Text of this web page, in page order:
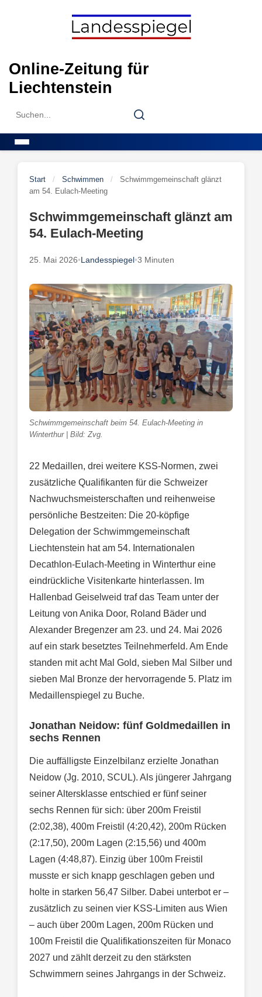
Online-Zeitung für
Liechtenstein
Search
Search
Start / Schwimmen /
Schwimmgemeinschaft glänzt
am 54. Eulach-Meeting
Schwimmgemeinschaft glänzt am
54. Eulach-Meeting
25. Mai 2026•Landesspiegel•3 Minuten
Schwimmgemeinschaft beim 54. Eulach-Meeting in
Winterthur | Bild: Zvg.
22 Medaillen, drei weitere KSS-Normen, zwei
zusätzliche Qualifikanten für die Schweizer
Nachwuchsmeisterschaften und reihenweise
persönliche Bestzeiten: Die 20-köpfige
Delegation der Schwimmgemeinschaft
Liechtenstein hat am 54. Internationalen
Decathlon-Eulach-Meeting in Winterthur eine
eindrückliche Visitenkarte hinterlassen. Im
Hallenbad Geiselweid traf das Team unter der
Leitung von Anika Door, Roland Bäder und
Alexander Bregenzer am 23. und 24. Mai 2026
auf ein stark besetztes Teilnehmerfeld. Am Ende
standen mit acht Mal Gold, sieben Mal Silber und
sieben Mal Bronze der hervorragende 5. Platz im
Medaillenspiegel zu Buche.
Jonathan Neidow: fünf Goldmedaillen in
sechs Rennen
Die auffälligste Einzelbilanz erzielte Jonathan
Neidow (Jg. 2010, SCUL). Als jüngerer Jahrgang
seiner Altersklasse entschied er fünf seiner
sechs Rennen für sich: über 200m Freistil
(2:02,38), 400m Freistil (4:20,42), 200m Rücken
(2:17,50), 200m Lagen (2:15,56) und 400m
Lagen (4:48,87). Einzig über 100m Freistil
musste er sich knapp geschlagen geben und
holte in starken 56,47 Silber. Dabei unterbot er –
zusätzlich zu seinen vier KSS-Limiten aus Wien
– auch über 200m Lagen, 200m Rücken und
100m Freistil die Qualifikationszeiten für Monaco
2027 und zählt derzeit zu den stärksten
Schwimmern seines Jahrgangs in der Schweiz.